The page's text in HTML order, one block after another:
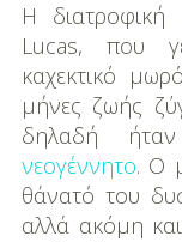
Η διατροφική
Lucas, που
καχεκτικό
μήνες ζωής
δηλαδή
νεογέννητο. Ο
θάνατό του
αλλά ακόμη